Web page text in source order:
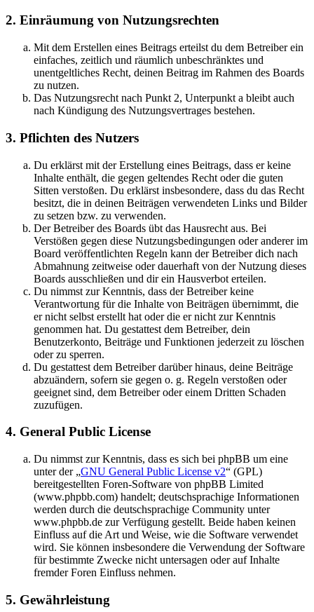
2. Einräumung von Nutzungsrechten
Mit dem Erstellen eines Beitrags erteilst du dem Betreiber ein
einfaches, zeitlich und räumlich unbeschränktes und
unentgeltliches Recht, deinen Beitrag im Rahmen des Boards
zu nutzen.
Das Nutzungsrecht nach Punkt 2, Unterpunkt a bleibt auch
nach Kündigung des Nutzungsvertrages bestehen.
3. Pflichten des Nutzers
Du erklärst mit der Erstellung eines Beitrags, dass er keine
Inhalte enthält, die gegen geltendes Recht oder die guten
Sitten verstoßen. Du erklärst insbesondere, dass du das Recht
besitzt, die in deinen Beiträgen verwendeten Links und Bilder
zu setzen bzw. zu verwenden.
Der Betreiber des Boards übt das Hausrecht aus. Bei
Verstößen gegen diese Nutzungsbedingungen oder anderer im
Board veröffentlichten Regeln kann der Betreiber dich nach
Abmahnung zeitweise oder dauerhaft von der Nutzung dieses
Boards ausschließen und dir ein Hausverbot erteilen.
Du nimmst zur Kenntnis, dass der Betreiber keine
Verantwortung für die Inhalte von Beiträgen übernimmt, die
er nicht selbst erstellt hat oder die er nicht zur Kenntnis
genommen hat. Du gestattest dem Betreiber, dein
Benutzerkonto, Beiträge und Funktionen jederzeit zu löschen
oder zu sperren.
Du gestattest dem Betreiber darüber hinaus, deine Beiträge
abzuändern, sofern sie gegen o. g. Regeln verstoßen oder
geeignet sind, dem Betreiber oder einem Dritten Schaden
zuzufügen.
4. General Public License
Du nimmst zur Kenntnis, dass es sich bei phpBB um eine
unter der „GNU General Public License v2“ (GPL)
bereitgestellten Foren-Software von phpBB Limited
(www.phpbb.com) handelt; deutschsprachige Informationen
werden durch die deutschsprachige Community unter
www.phpbb.de zur Verfügung gestellt. Beide haben keinen
Einfluss auf die Art und Weise, wie die Software verwendet
wird. Sie können insbesondere die Verwendung der Software
für bestimmte Zwecke nicht untersagen oder auf Inhalte
fremder Foren Einfluss nehmen.
5. Gewährleistung